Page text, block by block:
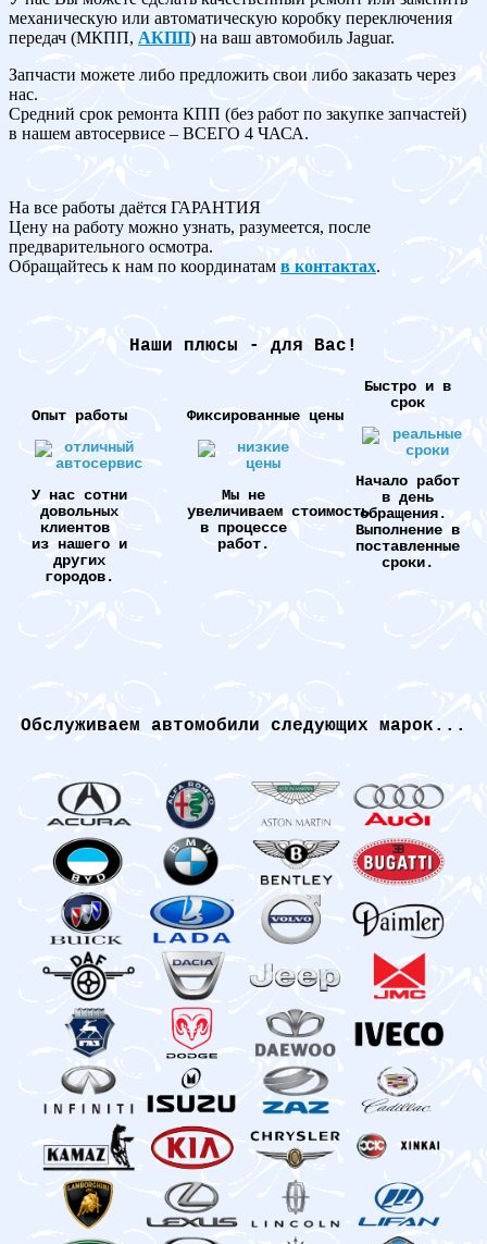
механическую или автоматическую коробку переключения
передач (МКПП, АКПП) на ваш автомобиль Jaguar.
Запчасти можете либо предложить свои либо заказать через
нас.
Средний срок ремонта КПП (без работ по закупке запчастей)
в нашем автосервисе – ВСЕГО 4 ЧАСА.
На все работы даётся ГАРАНТИЯ
Цену на работу можно узнать, разумеется, после
предварительного осмотра.
Обращайтесь к нам по координатам в контактах.
Наши плюсы - для Вас!
Опыт работы
У нас сотни
довольных
клиентов
из нашего и
других
городов.
Фиксированные цены
Мы не
увеличиваем стоимость
в процессе
работ.
Быстро и в
срок
Начало работ
в день
обращения.
Выполнение в
поставленные
сроки.
Обслуживаем автомобили следующих марок...